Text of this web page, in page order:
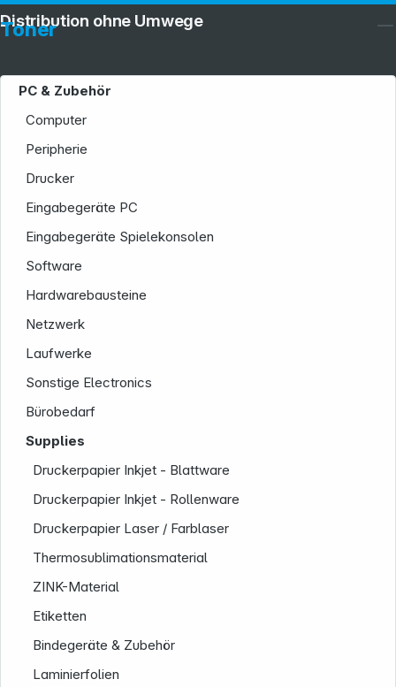
Toner
PC & Zubehör
Computer
Peripherie
Drucker
Eingabegeräte PC
Eingabegeräte Spielekonsolen
Software
Hardwarebausteine
Netzwerk
Laufwerke
Sonstige Electronics
Bürobedarf
Supplies
Druckerpapier Inkjet - Blattware
Druckerpapier Inkjet - Rollenware
Druckerpapier Laser / Farblaser
Thermosublimationsmaterial
ZINK-Material
Etiketten
Bindegeräte & Zubehör
Laminierfolien
Distribution ohne Umwege